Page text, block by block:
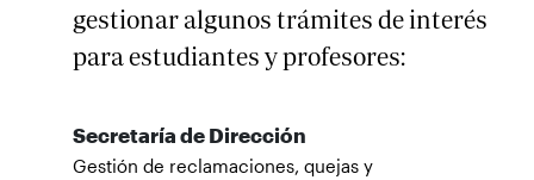
gestionar algunos trámites de interés
para estudiantes y profesores:
Secretaría de Dirección
Gestión de reclamaciones, quejas y